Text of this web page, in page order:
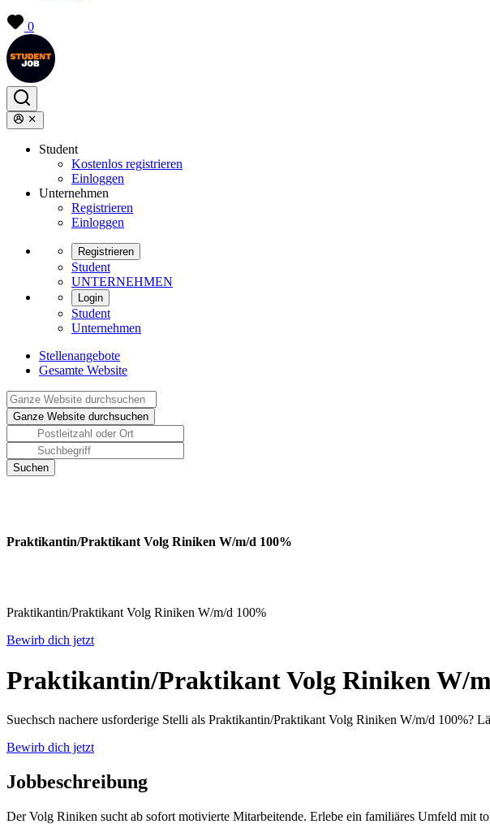
0
Student
Kostenlos registrieren
Einloggen
Unternehmen
Registrieren
Einloggen
Registrieren
Student
UNTERNEHMEN
Login
Student
Unternehmen
Stellenangebote
Gesamte Website
Praktikantin/Praktikant Volg Riniken W/m/d 100%
Praktikantin/Praktikant Volg Riniken W/m/d 100%
Bewirb dich jetzt
Praktikantin/Praktikant Volg Riniken W/
Suechsch nachere usforderige Stelli als Praktikantin/Praktikant Volg Riniken W/m/d 100%?
Bewirb dich jetzt
Jobbeschreibung
Der Volg Riniken sucht ab sofort motivierte Mitarbeitende. Erlebe ein familiäres Umfeld mit